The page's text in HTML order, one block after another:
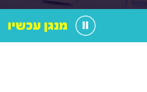
מנגן עכשיו